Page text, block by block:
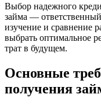
Выбор надежного
займа —
изучение и сравнение
выбрать оптимальное
трат в будущем.
Основные
получения